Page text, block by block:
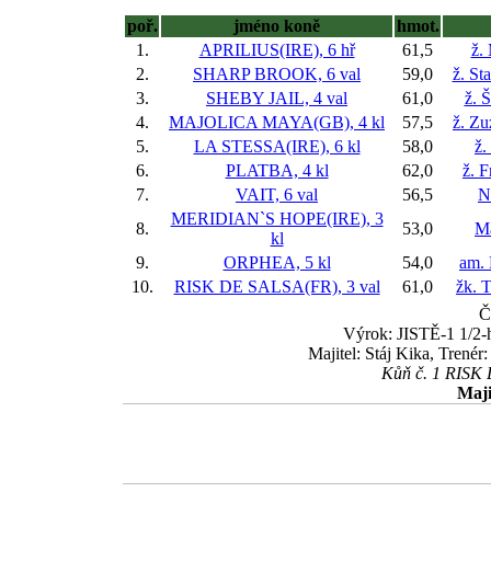
poř. jméno koně
hmot.
1.
APRILIUS(IRE), 6 hř 61,5
ž.
2.
SHARP BROOK, 6 val 59,0
ž.
3.
SHEBY JAIL, 4 val 61,0
ž.
4.
MAJOLICA MAYA(GB), 4 kl 57,5
ž.
5.
LA STESSA(IRE), 6 kl 58,0
ž.
6.
PLATBA, 4 kl 62,0
ž.
7.
VAIT, 6 val 56,5
8.
MERIDIAN`S HOPE(IRE), 3
kl
53,0
9.
ORPHEA, 5 kl 54,0
am.
10.
RISK DE SALSA(FR), 3 val 61,0
žk.
Výrok: JISTĚ-1 1/2-
Majitel: Stáj Kika,
Kůň č. 1 RISK